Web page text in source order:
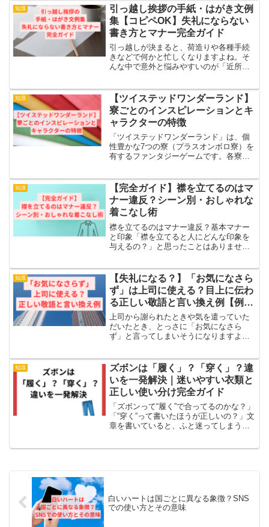
す。ちょっとした入力の誤りや数字の打
ち間違いなど、...
知識
引っ越し挨拶の手紙・はがき文例
集【コピペOK】失礼にならない
書き方とマナー完全ガイド
引っ越しが決まると、荷造りや各種手続
きなどで何かと忙しくなりますよね。そ
んな中で意外と悩みやすいのが「近所へ
間が取れなかったり、不在が続いたりす
ることも少なくありません。...
知識
【ツイステッドワンダーランド】
寮ごとのインスピレーションとキ
ャラクターの特徴
「ツイステッドワンダーランド」は、個
性豊かな7つの寮（プラスオンボロ寮）を
有するファンタジーゲームです。各寮は
ボル、そして寮生たちのキャラクターが
設定されています。この...
知識
【完全ガイド】襟を立てるのはマ
ナー違反？シーン別・おしゃれな
着こなし術
襟を立てるのはマナー違反？基本マナー
と印象「襟を立てると人にどんな印象を
与えるの？」と思ったことはありません
す。とくにビジネスの場合は、正しく選
ばないと「偉そう」と見ら...
知識
【失礼になる？】「お気になさら
ず」は上司に使える？目上に伝わ
る正しい敬語と言い換え例【例文
あり】
上司から謝られたときや気を遣っていた
だいたとき、とっさに「お気になさら
ず」と言ってしまいそうになりますよ
や目上の人にはやや不向きな表現です。
敬語としては正しくても、受け...
知識
ズボンは「履く」？「穿く」？違
いを一発解決｜迷いやすい衣類と
正しい使い分け完全ガイド
「ズボンって“履く”で合ってるのかな？」
「“穿く”って書いたほうが正しいの？」文
章を書いていると、ふと迷ってしまうこ
白いハートは国ごとに異なる象徴？SNS
での使い方とその意味